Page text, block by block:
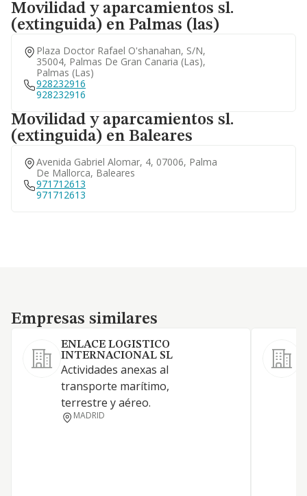
Movilidad y aparcamientos sl.
(extinguida) en Palmas (las)
Plaza Doctor Rafael O'shanahan, S/n,
35004, Palmas De Gran Canaria (las),
Palmas (las)
928232916
928232916
Movilidad y aparcamientos sl.
(extinguida) en Baleares
Avenida Gabriel Alomar, 4, 07006, Palma
De Mallorca, Baleares
971712613
971712613
Empresas similares
Empresas similares
ENLACE LOGISTICO
INTERNACIONAL SL
Actividades anexas al
transporte marítimo,
terrestre y aéreo.
MADRID